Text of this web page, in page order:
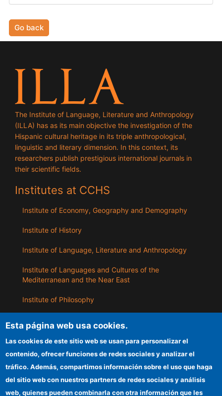
Go back
The Institute of Language, Literature and Anthropology
(ILLA) has as its main objective the investigation of the
Hispanic cultural heritage in its triple anthropological,
linguistic and literary dimension. In this context, its
researchers publish prestigious international journals in
their scientific fields.
Institutes at CCHS
Institute of Economy, Geography and Demography
Institute of History
Institute of Language, Literature and Anthropology
Institute of Languages ​​and Cultures of the
Mediterranean and the Near East
Institute of Philosophy
ILLA
Esta página web usa cookies.
Las cookies de este sitio web se usan para personalizar el
contenido, ofrecer funciones de redes sociales y analizar el
tráfico. Además, compartimos información sobre el uso que haga
del sitio web con nuestros partners de redes sociales y análisis
web, quienes pueden combinarla con otra información que les